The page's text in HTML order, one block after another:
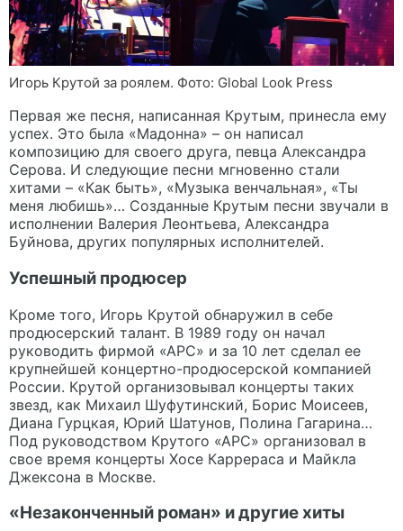
Игорь Крутой за роялем. Фото: Global Look Press
Первая же песня, написанная Крутым, принесла ему
успех. Это была «Мадонна» – он написал
композицию для своего друга, певца Александра
Серова. И следующие песни мгновенно стали
хитами – «Как быть», «Музыка венчальная», «Ты
меня любишь»… Созданные Крутым песни звучали в
исполнении Валерия Леонтьева, Александра
Буйнова, других популярных исполнителей.
Успешный продюсер
Кроме того, Игорь Крутой обнаружил в себе
продюсерский талант. В 1989 году он начал
руководить фирмой «АРС» и за 10 лет сделал ее
крупнейшей концертно-продюсерской компанией
России. Крутой организовывал концерты таких
звезд, как Михаил Шуфутинский, Борис Моисеев,
Диана Гурцкая, Юрий Шатунов, Полина Гагарина…
Под руководством Крутого «АРС» организовал в
свое время концерты Хосе Каррераса и Майкла
Джексона в Москве.
«Незаконченный роман» и другие хиты